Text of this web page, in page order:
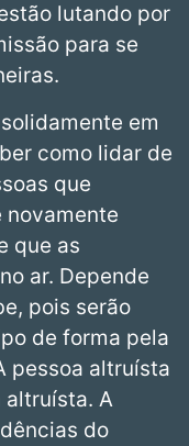
lutando por
para se
em
como lidar de
que
novamente
que as
ar. Depende
pois serão
de forma pela
pessoa altruísta
altruísta. A
do